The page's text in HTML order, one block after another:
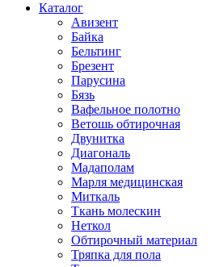
Каталог
Авизент
Байка
Бельтинг
Брезент
Парусина
Бязь
Вафельное полотно
Ветошь обтирочная
Двунитка
Диагональ
Мадаполам
Марля медицинская
Миткаль
Ткань молескин
Неткол
Обтирочный материал
Тряпка для пола